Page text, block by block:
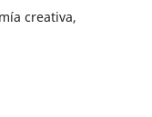
creativa,